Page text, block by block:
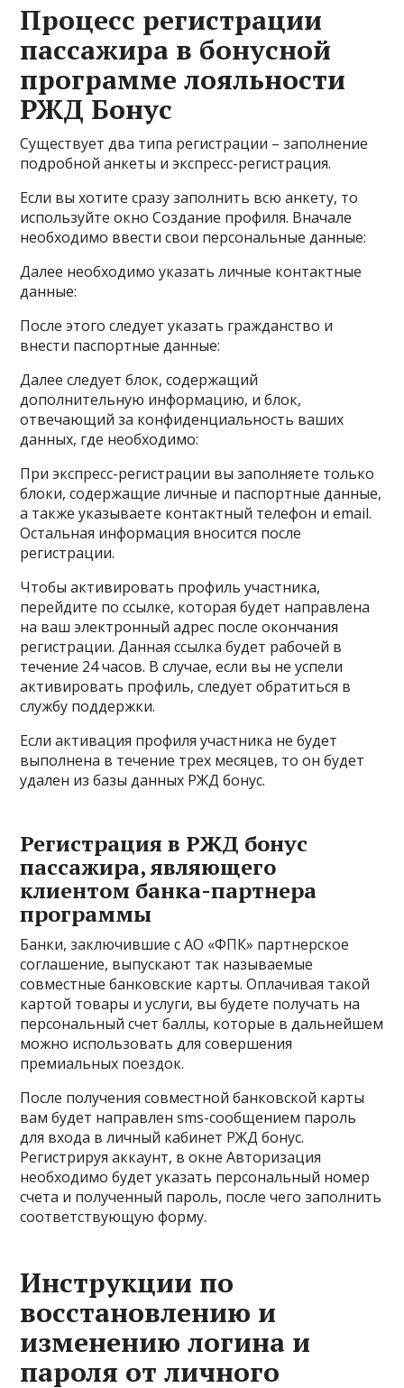
Процесс регистрации
пассажира в бонусной
программе лояльности
РЖД Бонус
Существует два типа регистрации – заполнение
подробной анкеты и экспресс-регистрация.
Если вы хотите сразу заполнить всю анкету, то
используйте окно Создание профиля. Вначале
необходимо ввести свои персональные данные:
Далее необходимо указать личные контактные
данные:
После этого следует указать гражданство и
внести паспортные данные:
Далее следует блок, содержащий
дополнительную информацию, и блок,
отвечающий за конфиденциальность ваших
данных, где необходимо:
При экспресс-регистрации вы заполняете только
блоки, содержащие личные и паспортные данные,
а также указываете контактный телефон и email.
Остальная информация вносится после
регистрации.
Чтобы активировать профиль участника,
перейдите по ссылке, которая будет направлена
на ваш электронный адрес после окончания
регистрации. Данная ссылка будет рабочей в
течение 24 часов. В случае, если вы не успели
активировать профиль, следует обратиться в
службу поддержки.
Если активация профиля участника не будет
выполнена в течение трех месяцев, то он будет
удален из базы данных РЖД бонус.
Регистрация в РЖД бонус
пассажира, являющего
клиентом банка-партнера
программы
Банки, заключившие с АО «ФПК» партнерское
соглашение, выпускают так называемые
совместные банковские карты. Оплачивая такой
картой товары и услуги, вы будете получать на
персональный счет баллы, которые в дальнейшем
можно использовать для совершения
премиальных поездок.
После получения совместной банковской карты
вам будет направлен sms-сообщением пароль
для входа в личный кабинет РЖД бонус.
Регистрируя аккаунт, в окне Авторизация
необходимо будет указать персональный номер
счета и полученный пароль, после чего заполнить
соответствующую форму.
Инструкции по
восстановлению и
изменению логина и
пароля от личного